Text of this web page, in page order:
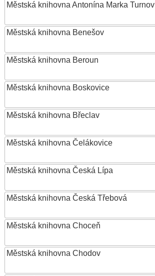
Městská knihovna Antonína Marka Turnov
Městská knihovna Benešov
Městská knihovna Beroun
Městská knihovna Boskovice
Městská knihovna Břeclav
Městská knihovna Čelákovice
Městská knihovna Česká Lípa
Městská knihovna Česká Třebová
Městská knihovna Choceň
Městská knihovna Chodov